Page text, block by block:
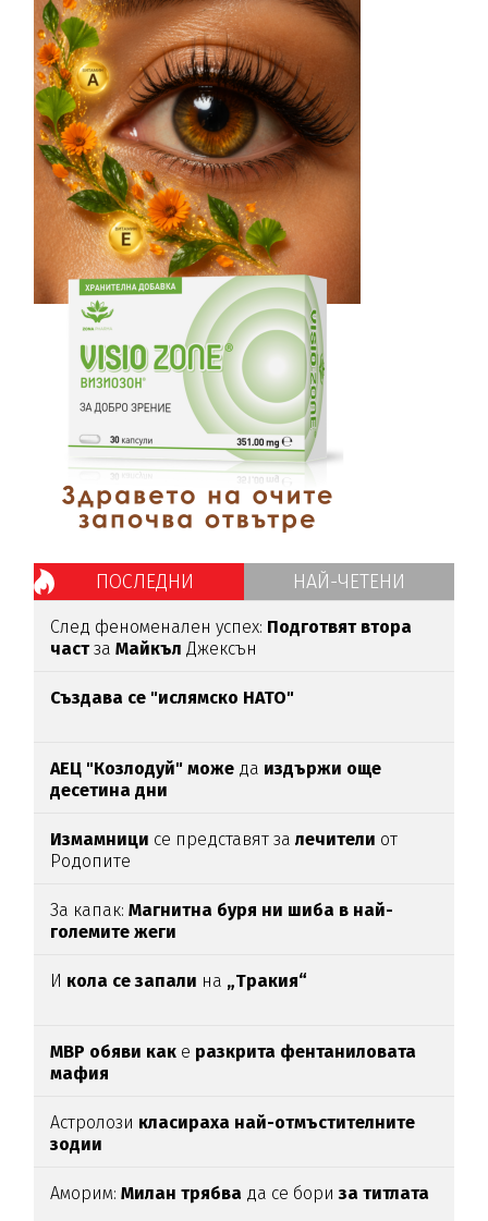
ПОСЛЕДНИ НАЙ-ЧЕТЕНИ
След феноменален успех: Подготвят втора
частза Майкъл Джексън
Създава се "ислямско НАТО"
АЕЦ "Козлодуй" може да издържи още
десетина дни
Измамници се представят залечители от
Родопите
За капак:Магнитна буря ни шиба в най-
големите жеги
И кола се запали на „Тракия“
МВР обяви как е разкрита фентаниловата
мафия
Астролози класираха най-отмъстителните
зодии
Аморим:Милан трябва да се бориза титлата